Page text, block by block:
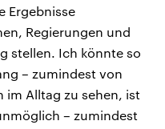
Ergebnisse
Regierungen und
stellen. Ich könnte so
– zumindest von
im Alltag zu sehen, ist
– zumindest